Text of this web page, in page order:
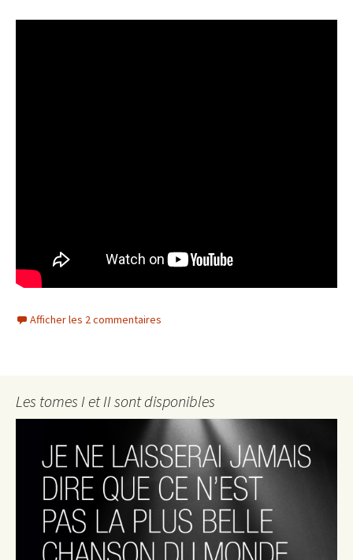
Afficher les 2 commentaires
Les tomes I et II sont disponibles